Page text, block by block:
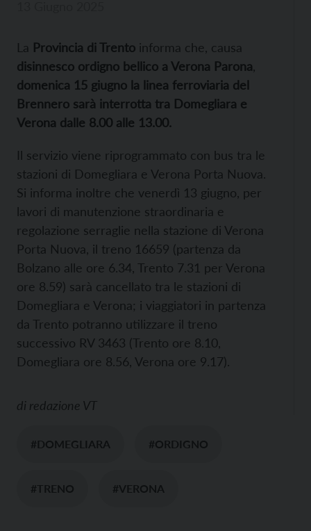
La Provincia di Trento informa che, causa
disinnesco ordigno bellico a Verona Parona
domenica 15 giugno la linea ferroviaria del
Brennero sarà interrotta tra Domegliara e
Verona dalle 8.00 alle 13.00.
Il servizio viene riprogrammato con bus tra le
stazioni di Domegliara e Verona Porta Nuova.
Si informa inoltre che venerdì 13 giugno, per
lavori di manutenzione straordinaria e
regolazione serraglie nella stazione di Verona
Porta Nuova, il treno 16659 (partenza da
Bolzano alle ore 6.34, Trento 7.31 per Verona
ore 8.59) sarà cancellato tra le stazioni di
Domegliara e Verona; i viaggiatori in partenza
da Trento potranno utilizzare il treno
successivo RV 3463 (Trento ore 8.10,
Domegliara ore 8.56, Verona ore 9.17).
di redazione VT
#DOMEGLIARA #ORDIGNO
#TRENO #VERONA